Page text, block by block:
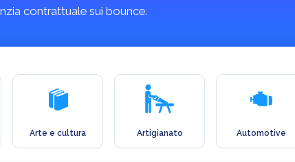
contrattuale sui bounce.
Arte e cultura Artigianato Automotive